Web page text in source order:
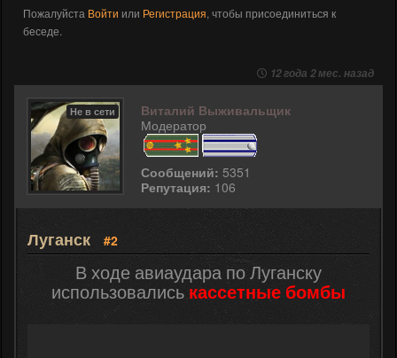
Пожалуйста Войти или Регистрация, чтобы присоединиться к
беседе.
12 года 2 мес. назад
Не в сети
Виталий Выживальщик
Модератор
Сообщений: 5351
Репутация: 106
Луганск #2
В ходе авиаудара по Луганску
использовалиськассетные бомбы